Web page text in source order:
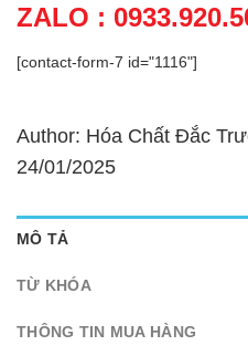
ZALO :
[contact-form-7 id="1116"]
Author: Hóa Chất Đắc
24/01/2025
MÔ TẢ
TỪ KHÓA
THÔNG TIN MUA HÀNG